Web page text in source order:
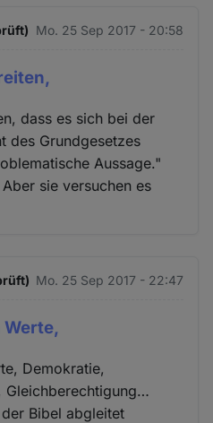
Mo. 25 Sep 2017 - 20:58
dass es sich bei der
des Grundgesetzes
Aussage."
sie versuchen es
Mo. 25 Sep 2017 - 22:47
Demokratie,
Gleichberechtigung…
Bibel abgleitet